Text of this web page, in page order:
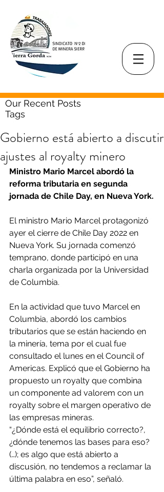
Our Recent Posts
Tags
Gobierno está abierto a discutir
ajustes al royalty minero
Ministro Mario Marcel abordó la
reforma tributaria en segunda
jornada de Chile Day, en Nueva York.
El ministro Mario Marcel protagonizó
ayer el cierre de Chile Day 2022 en
Nueva York. Su jornada comenzó
temprano, donde participó en una
charla organizada por la Universidad
de Columbia.
En la actividad que tuvo Marcel en
Columbia, abordó los cambios
tributarios que se están haciendo en
la minería, tema por el cual fue
consultado el lunes en el Council of
Americas. Explicó que el Gobierno ha
propuesto un royalty que combina
un componente ad valorem con un
royalty sobre el margen operativo de
las empresas mineras.
“¿Dónde está el equilibrio correcto?,
¿dónde tenemos las bases para eso?
(…); es algo que está abierto a
discusión, no tendemos a reclamar la
última palabra en eso”, señaló.